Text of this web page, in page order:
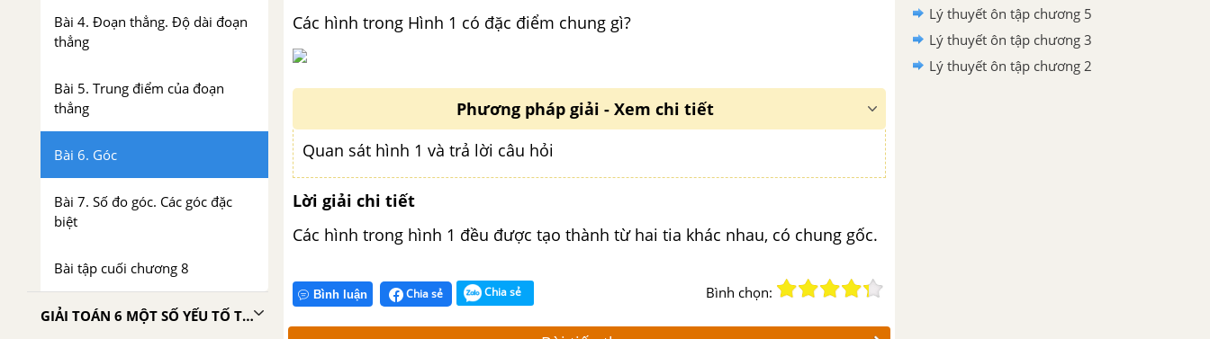
Bài 4. Đoạn thẳng. Độ dài đoạn
thẳng
Bài 5. Trung điểm của đoạn
thẳng
Bài 6. Góc
Bài 7. Số đo góc. Các góc đặc
biệt
Bài tập cuối chương 8
GIẢI TOÁN 6 MỘT SỐ YẾU TỐ THỐNG KÊ VÀ XÁC XUẤT TẬP 2 CHÂN TRỜI SÁNG TẠO
Các hình trong Hình 1 có đặc điểm chung gì?
Phương pháp giải - Xem chi tiết
Quan sát hình 1 và trả lời câu hỏi
Lời giải chi tiết
Các hình trong hình 1 đều được tạo thành từ hai tia khác nhau, có chung gốc.
Bình luận Chia sẻ Chia sẻ Bình chọn:
Lý thuyết ôn tập chương 5
Lý thuyết ôn tập chương 3
Lý thuyết ôn tập chương 2